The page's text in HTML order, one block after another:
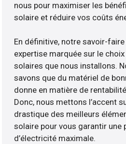
nous pour maximiser les
solaire et réduire vos coûts
En définitive, notre savoir-faire
expertise marquée sur le
solaires que nous installons.
savons que du matériel de
donne en matière de
Donc, nous mettons l’accent
drastique des meilleurs
solaire pour vous garantir une
d’électricité maximale.